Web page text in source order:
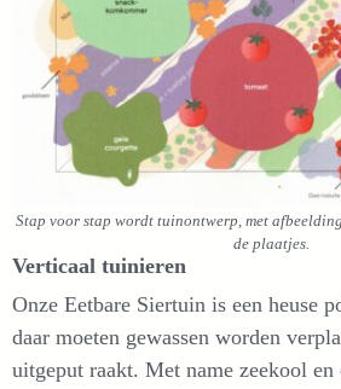
Stap voor stap wordt tuinontwerp, met
de plaatjes.
Verticaal tuinieren
Onze Eetbare Siertuin is een heuse
daar moeten gewassen worden
uitgeput raakt. Met name zeekool